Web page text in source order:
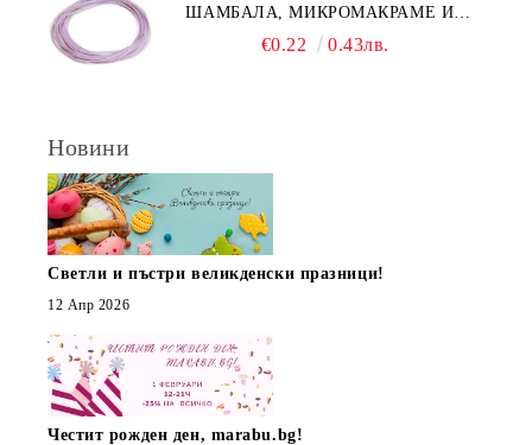
ШАМБАЛА, МИКРОМАКРАМЕ И
ВЪЗЛИ,GRIFFIN, ЦВЯТ ЛЮЛЯК1ММ
€0.22 0.43лв.
Новини
Светли и пъстри великденски празници!
12 Апр 2026
Честит рожден ден, marabu.bg!